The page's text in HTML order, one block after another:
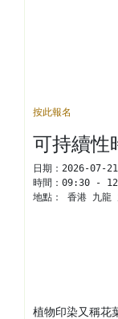
按此報名
可持續性
日期： 2026-07-21
時間： 09:30 -
地點： 香港 九龍
植物印染又稱花